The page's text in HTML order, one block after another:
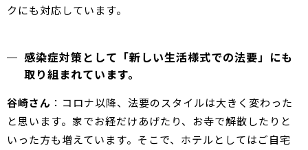
クにも対応しています。
感染症対策として「新しい生活様式での法要」にも
取り組まれています。
谷崎さん ：コロナ以降、法要のスタイルは大きく変わった
と思います。家でお経だけあげたり、お寺で解散したりと
いった方も増えています。そこで、ホテルとしてはご自宅